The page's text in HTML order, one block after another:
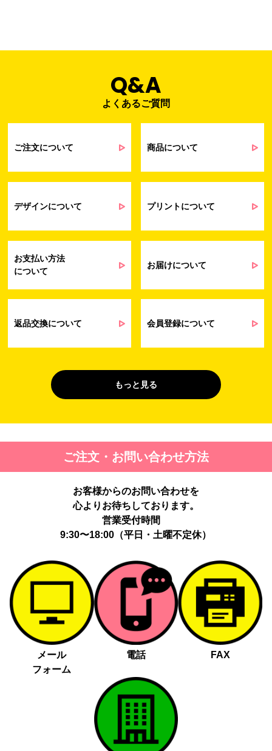
個人情報の利用目的
受発注業務
会員管理業務
（開示対象個人情
当社通信販売における受発注業務のため
事業活動における満足度、要望等に関す
るアンケート等の収集・分析・統計のため
せ業務に関するお取引先様との業務連絡や
弊社製品やサービスに関する情報、また
は営業およびマーケティング活動（セミナ
にお知らせするため
問い合わせへの対応のため
（開示対象個人情
お客様の作品紹介を通した販促活動のた
４. 個人情報を第三者に提供することが予定される場合の事項
第三者に提供する目的：パーソナライズ広告配信および効果測定・
動履歴、IP、ブラウザ・端末情報、（同意時）メールアドレス等の
よる安全な電送、又は管理コンソールからの連携。
提供先：広告配信事業者（例：Google LLC等）。
個人情報の取り扱いに関する契約：提供先と個人情報取扱い契約
（目的外利用禁止、再提供制限、安全管理措置等）を締結していま
お客様の個人情報は、以下掲げる場合以外に、事前にご本人の同意
無く第三者に提供することはありません。
法令に基づく場合
人の生命、身体又は財産の保護にために必要がある場合であっ
て、本人の同意を得る事が困難であるとき
公衆衛生の向上又は児童の健全な育成の推進のために特に必要
がある場合であって、本人の同意を得る事が困難であるとき
国の機関若しくは地方公共団体又はその委託を受けた者が法令
の定める事務を遂行することに対して協力する必要がある場合
であって、本人の同意を得ることによって当該事務の遂行に支
障を及ぼすおそれがあるとき
Q&A
よくあるご質問
ご注文について 商品について
デザインについて プリントについて
お支払い方法
について
お届けについて
返品交換について 会員登録について
もっと見る
ご注文・お問い合わせ方法
お客様からのお問い合わせを
心よりお待ちしております。
営業受付時間
9:30〜18:00（平日・土曜不定休）
メール
フォーム
電話 FAX